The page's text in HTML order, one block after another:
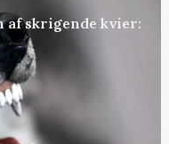
af skrigende kvier: